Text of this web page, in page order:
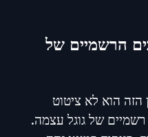
הרשמיים של
הזה הוא לא ציטוט
של גוגל עצמה.